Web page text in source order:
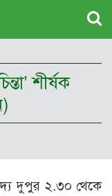
শীর্ষক
দুপুর ২.৩০ থেকে